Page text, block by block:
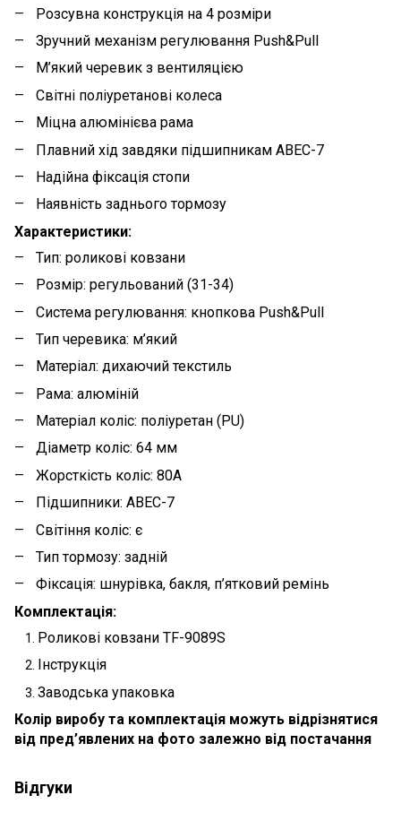
Розсувна конструкція на 4 розміри
Зручний механізм регулювання Push&Pull
М’який черевик з вентиляцією
Світні поліуретанові колеса
Міцна алюмінієва рама
Плавний хід завдяки підшипникам ABEC-7
Надійна фіксація стопи
Наявність заднього тормозу
Характеристики:
Тип: роликові ковзани
Розмір: регульований (31-34)
Система регулювання: кнопкова Push&Pull
Тип черевика: м’який
Матеріал: дихаючий текстиль
Рама: алюміній
Матеріал коліс: поліуретан (PU)
Діаметр коліс: 64 мм
Жорсткість коліс: 80A
Підшипники: ABEC-7
Світіння коліс: є
Тип тормозу: задній
Фіксація: шнурівка, бакля, п’ятковий ремінь
Комплектація:
Роликові ковзани TF-9089S
Інструкція
Заводська упаковка
Колір виробу та комплектація можуть відрізнятися
від пред’явлених на фото залежно від постачання
Відгуки